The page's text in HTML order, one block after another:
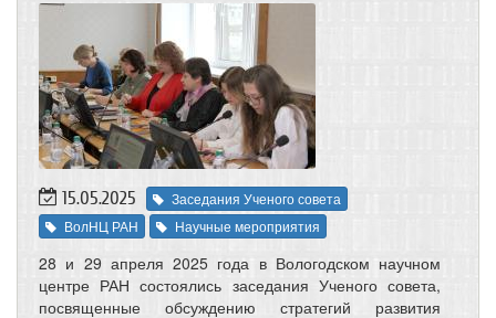
15.05.2025
Заседания Ученого совета
ВолНЦ РАН
Научные мероприятия
28 и 29 апреля 2025 года в Вологодском научном
центре РАН состоялись заседания Ученого совета,
посвященные обсуждению стратегий развития